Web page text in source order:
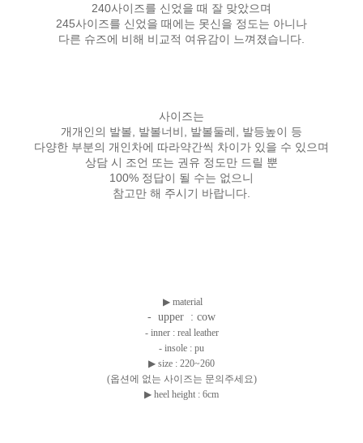
240사이즈를 신었을 때 잘 맞았으며
245사이즈를 신었을 때에는 못신을 정도는 아니나
다른 슈즈에 비해 비교적 여유감이 느껴졌습니다.
사이즈는
개개인의 발볼, 발볼너비, 발볼둘레, 발등높이 등
다양한 부분의 개인차에 따라약간씩 차이가 있을 수 있으며
상담 시 조언 또는 권유 정도만 드릴 뿐
100% 정답이 될 수는 없으니
참고만 해 주시기 바랍니다.
▶ material
- upper : cow
- inner : real leather
- insole : pu
▶ size : 220~260
(옵션에 없는 사이즈는 문의주세요)
▶ heel height : 6cm